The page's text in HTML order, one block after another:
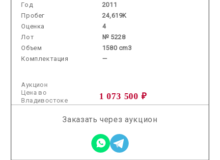
Год
2011
Пробег
24,619K
Оценка
4
Лот
№ 5228
Объем
1580 cm3
Комплектация
—
Аукцион
1 073 500 ₽
Цена во
Владивостоке
Заказать через аукцион